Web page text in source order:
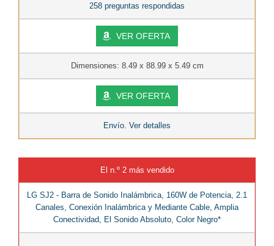
258 preguntas respondidas
VER OFERTA
Dimensiones: 8.49 x 88.99 x 5.49 cm
VER OFERTA
Envío. Ver detalles
El n.º 2 más vendido
LG SJ2 - Barra de Sonido Inalámbrica, 160W de Potencia, 2.1
Canales, Conexión Inalámbrica y Mediante Cable, Amplia
Conectividad, El Sonido Absoluto, Color Negro*